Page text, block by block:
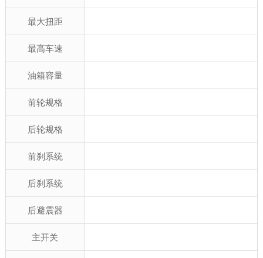
最大扭距
最高车速
油箱容量
前轮规格
后轮规格
前刹系统
后刹系统
后避震器
主开关